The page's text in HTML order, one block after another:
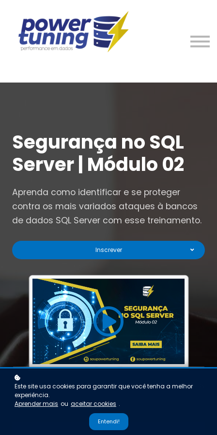
Nosso Time
Entre em Contato
Segurança no SQL
Server | Módulo 02
Aprenda como identificar e se proteger
contra os mais variados ataques à bancos
de dados SQL Server com esse treinamento.
Inscrever
Carga horária: 8 horas
Este site usa cookies para garantir que você tenha a melhor
experiência.
Aprender mais ou aceitar cookies .
Entendi!